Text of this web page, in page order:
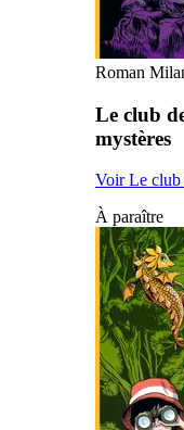
Roman
Le club
mystères
Voir Le club
À paraître